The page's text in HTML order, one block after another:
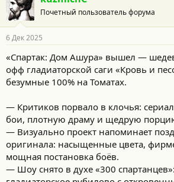
Почетный пользователь форума
6 Дек 2025
«Спартак: Дом Ашура» вышел —
офф гладиаторской саги «Кровь и
безумные 100% на Томатах.
— Критиков порвало в клочья: сериал
бои, плотную драму и щедрую
— Визуально проект напоминает
оригинала: насыщенные цвета,
мощная постановка боёв.
— Шоу снято в духе «300